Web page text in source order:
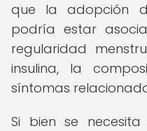
que la adopción
podría estar
regularidad
insulina, la
síntomas
Si bien se